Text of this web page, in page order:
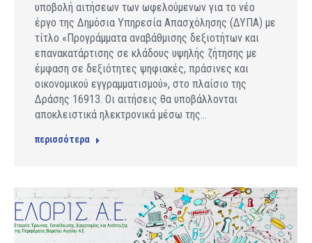
υποβολή αιτήσεων των ωφελούμενων για το νέο
έργο της Δημόσια Υπηρεσία Απασχόλησης (ΔΥΠΑ) με
τίτλο «Προγράμματα αναβάθμισης δεξιοτήτων και
επανακατάρτισης σε κλάδους υψηλής ζήτησης με
έμφαση σε δεξιότητες ψηφιακές, πράσινες και
οικονομικού εγγραμματισμού», στο πλαίσιο της
Δράσης 16913. Οι αιτήσεις θα υποβάλλονται
αποκλειστικά ηλεκτρονικά μέσω της…
περισσότερα